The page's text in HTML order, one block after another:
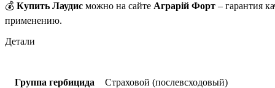
💰 Купить Лаудис можно на сайте Аграрій Форт – гарантия
применению.
Детали
Группа гербицида Страховой (послевсходовый)